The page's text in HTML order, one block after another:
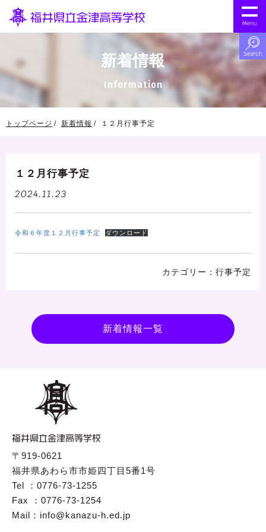
新着情報
Information
トップページ 新着情報 １２月行事予定
１２月行事予定
2024.11.23
令和６年度１２月行事予定 ダウンロード
行事予定
新着情報一覧
〒919-0621
福井県あわら市市姫四丁目5番1号
Tel ：0776-73-1255
Fax ：0776-73-1254
Mail：info@kanazu-h.ed.jp